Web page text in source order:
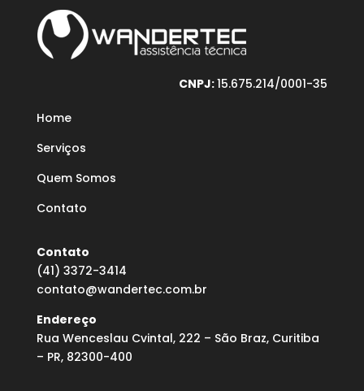
CNPJ:15.675.214/0001-35
Home
Serviços
Quem Somos
Contato
Contato
(41) 3372-3414
contato@wandertec.com.br
Endereço
Rua Wenceslau Cvintal, 222 – São Braz, Curitiba
– PR, 82300-400